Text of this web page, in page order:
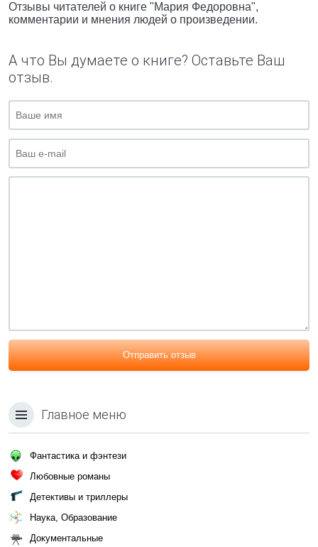
Отзывы читателей о книге "Мария Федоровна",
комментарии и мнения людей о произведении.
А что Вы думаете о книге? Оставьте Ваш
отзыв.
Отправить отзыв
Главное меню
Фантастика и фэнтези
Любовные романы
Детективы и триллеры
Наука, Образование
Документальные